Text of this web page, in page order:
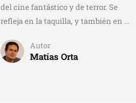
del cine fantástico y de terror. Se
refleja en la taquilla, y también en ...
Autor
Matías Orta